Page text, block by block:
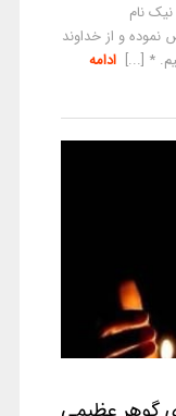
نام
و از خداوند
* [...] ادامه